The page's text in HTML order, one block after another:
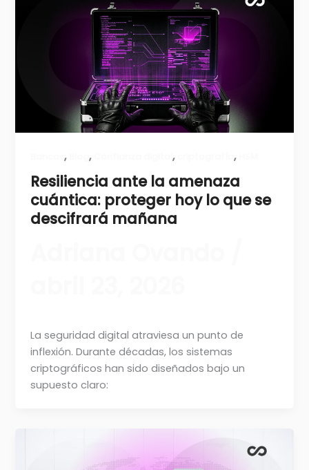
Bancos, Blog, Confianza digital, criptografía,
Resiliencia ante la amenaza
cuántica: proteger hoy lo que se
descifrará mañana
La seguridad digital atraviesa un punto de
inflexión. Durante décadas, los sistemas
criptográficos han sido diseñados bajo un
supuesto claro: